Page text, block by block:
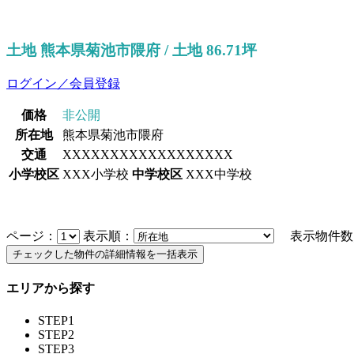
土地 熊本県菊池市隈府 / 土地 86.71坪
ログイン／会員登録
価格
非公開
所在地
熊本県菊池市隈府
交通
XXXXXXXXXXXXXXXXXX
小学校区 XXX小学校 中学校区 XXX中学校
ページ： 表示順： 表示物件数
エリアから探す
STEP1
STEP2
STEP3